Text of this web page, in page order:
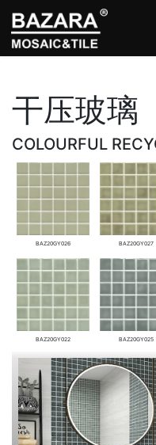
干压玻璃
COLOURFUL
BAZ20GY026 BAZ20GY027
BAZ20GY022 BAZ20GY025